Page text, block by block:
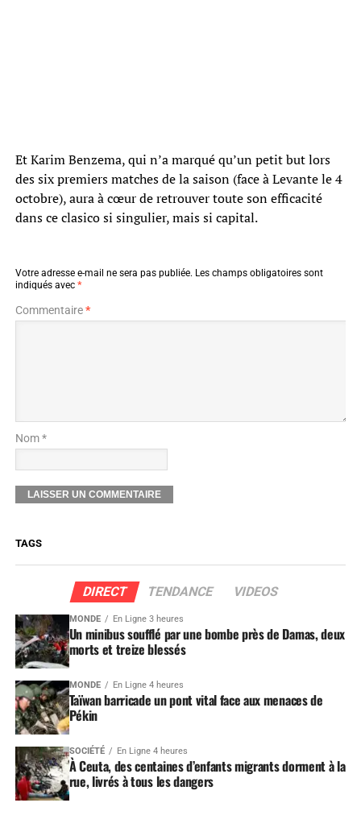
Et Karim Benzema, qui n’a marqué qu’un petit but lors
des six premiers matches de la saison (face à Levante le 4
octobre), aura à cœur de retrouver toute son efficacité
dans ce clasico si singulier, mais si capital.
Votre adresse e-mail ne sera pas publiée. Les champs obligatoires sont
indiqués avec *
Commentaire*
Nom *
TAGS
DIRECT TENDANCE VIDEOS
MONDE En Ligne 3 heures
Un minibus soufflé par une bombe près de Damas, deux
morts et treize blessés
MONDE En Ligne 4 heures
Taïwan barricade un pont vital face aux menaces de
Pékin
SOCIÉTÉ En Ligne 4 heures
À Ceuta, des centaines d’enfants migrants dorment à la
rue, livrés à tous les dangers